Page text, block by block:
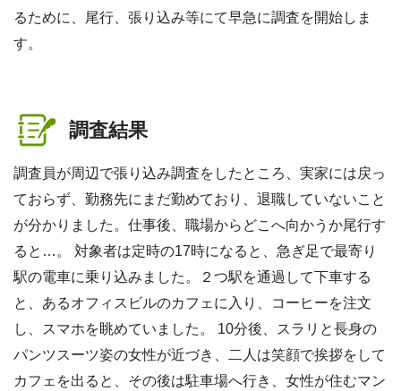
るために、尾行、張り込み等にて早急に調査を開始しま
す。
調査結果
調査員が周辺で張り込み調査をしたところ、実家には戻っ
ておらず、勤務先にまだ勤めており、退職していないこと
が分かりました。仕事後、職場からどこへ向かうか尾行す
ると…。 対象者は定時の17時になると、急ぎ足で最寄り
駅の電車に乗り込みました。２つ駅を通過して下車する
と、あるオフィスビルのカフェに入り、コーヒーを注文
し、スマホを眺めていました。 10分後、スラリと長身の
パンツスーツ姿の女性が近づき、二人は笑顔で挨拶をして
カフェを出ると、その後は駐車場へ行き、女性が住むマン